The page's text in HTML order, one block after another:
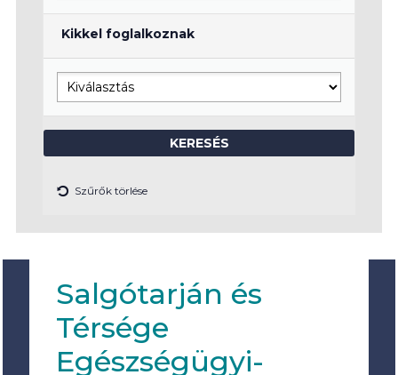
Kikkel foglalkoznak
Szűrők törlése
Salgótarján és
Térsége
Egészségügyi-